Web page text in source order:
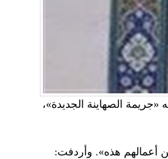
سبتمبر)، أدانت فيه ما سمَّته «جريمة الصهاينة الجديدة»،
أعمالهم هذه». وأردفت: